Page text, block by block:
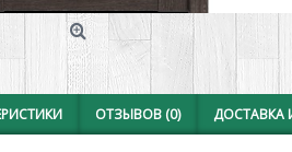
ОТЗЫВОВ (0) ДОСТАВКА